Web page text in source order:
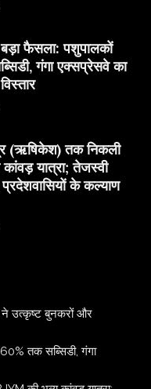
फैसला: पशुपालकों
गंगा एक्सप्रेसवे का
(ऋषिकेश) तक निकली
यात्रा; तेजस्वी
के कल्याण
ने उत्कृष्ट बुनकरों और
तक सब्सिडी, गंगा